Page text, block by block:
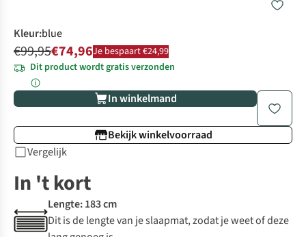
Kleur:blue
€99,95€74,96Je bespaart €24,99
Dit product wordt gratis verzonden
In winkelmand
Bekijk winkelvoorraad
Vergelijk
In 't kort
Lengte: 183 cm
Dit is de lengte van je slaapmat, zodat je weet of deze